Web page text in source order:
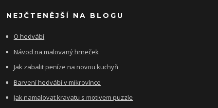
NEJČTENĚJŠÍ NA BLOGU
O hedvábí
Návod na malovaný hrneček
Jak zabalit peníze na novou kuchyň
Barvení hedvábí v mikrovlnce
Jak namalovat kravatu s motivem puzzle